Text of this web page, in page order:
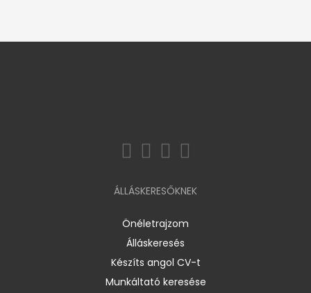
ÁLLÁSKERESŐKNEK
Önéletrajzom
Álláskeresés
Készíts angol CV-t
Munkáltató keresése